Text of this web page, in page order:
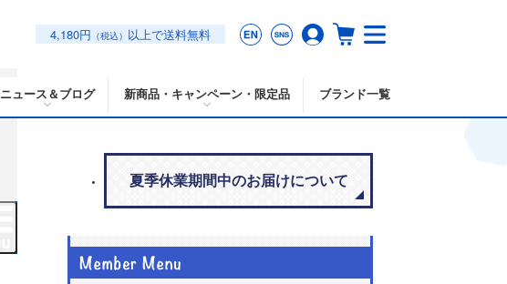
4,180円 （税込） 以上で送料無料
ニュース＆ブログ 新商品・キャンペーン・限定品 ブランド一覧
夏季休業期間中のお届けについて